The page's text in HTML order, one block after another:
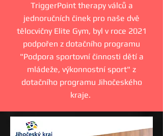
TriggerPoint therapy válců a
jednoručních činek pro naše dvě
tělocvičny Elite Gym, byl v roce 2021
podpořen z dotačního programu
"Podpora sportovní činnosti dětí a
mládeže, výkonnostní sport" z
dotačního programu Jihočeského
kraje.